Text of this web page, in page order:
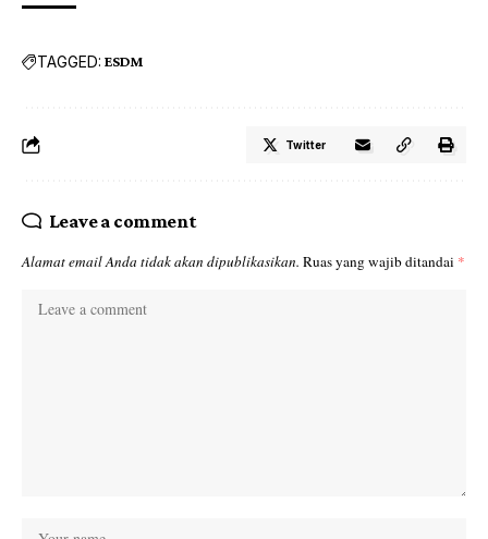
TAGGED: ESDM
Twitter
Leave a comment
Alamat email Anda tidak akan dipublikasikan. Ruas yang wajib ditandai *